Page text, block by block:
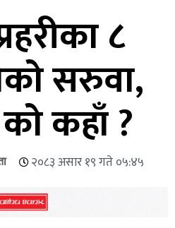
८
सरुवा,
कहाँ ?
२०८३ असार १९ गते ०५:४५